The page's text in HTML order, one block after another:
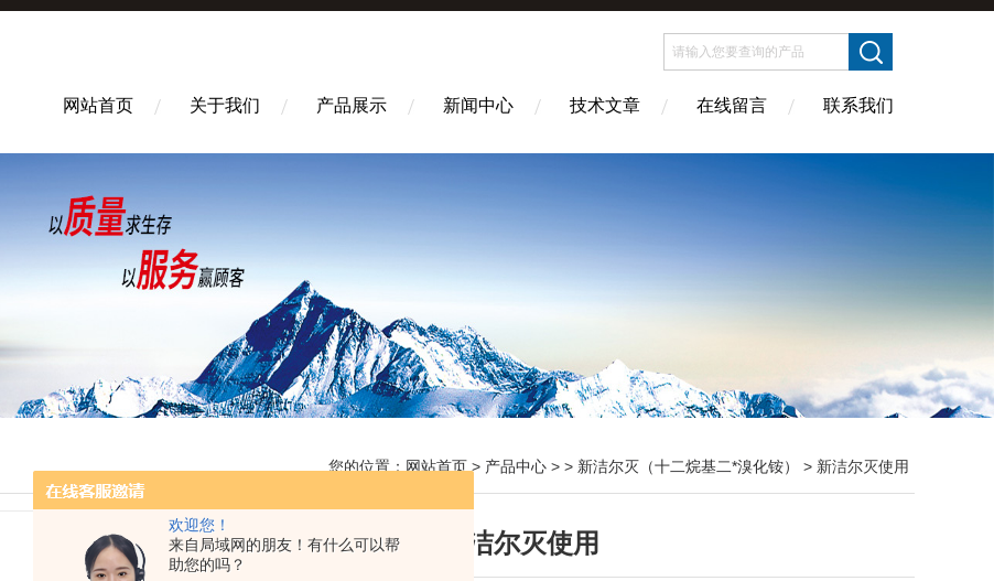
欢迎您！
来自局域网的朋友！有什么可以帮
助您的吗？
网站首页 关于我们 产品展示 新闻中心 技术文章 在线留言 联系我们
您的位置： 网站首页 > 产品中心 > > 新洁尔灭（十二烷基二*溴化铵） > 新洁尔灭使用
新洁尔灭使用